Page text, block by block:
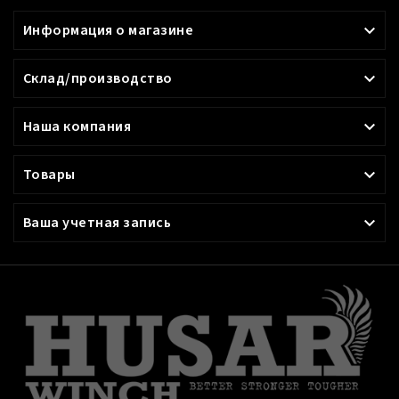
Информация о магазине 
Склад/производство 
Наша компания 
Товары 
Ваша учетная запись 